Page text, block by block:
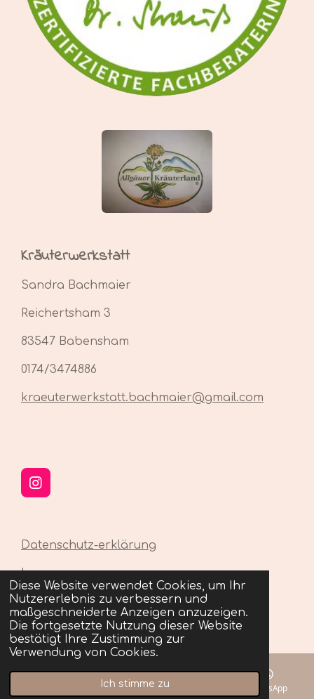
Diese Website verwendet Cookies, um Ihr
Nutzererlebnis zu verbessern und
maßgeschneiderte Anzeigen anzuzeigen.
Die fortgesetzte Nutzung dieser Website
bestätigt Ihre Zustimmung zur
Verwendung von Cookies.
Ich stimme zu
Kräuterwerkstatt
Sandra Bachmaier
Reichertsham 3
83547 Babensham
0174/3474886
kraeuterwerkstatt.bachmaier@gmail.com
I
n
a
r
a
m
Datenschutz-erklärung
Impressum
© 2023 - 2026 Kräuterwerkstatt Sandra
Bachmaier
Mit Unterstützung vonWebador
Telefon WhatsApp